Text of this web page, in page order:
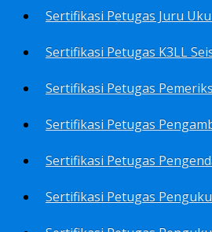
Sertifikasi Petugas Juru
Sertifikasi Petugas K3LL